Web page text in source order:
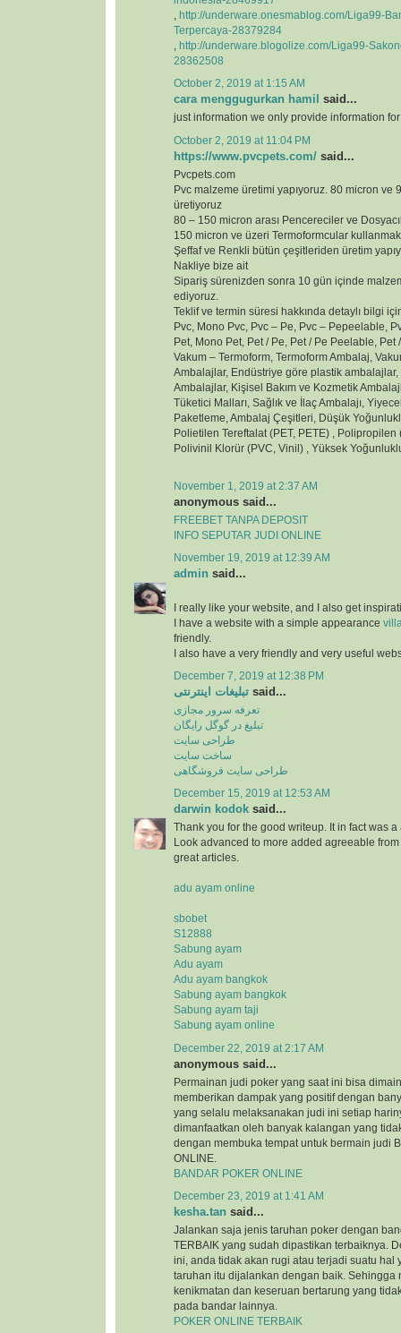
http://underware.onesmablog.com/Liga99-
Terpercaya-28379284
http://underware.blogolize.com/Liga99-
28362508
October 2, 2019 at 1:15 AM
cara menggugurkan hamil said...
just information we only provide information
October 2, 2019 at 11:04 PM
https://www.pvcpets.com/ said...
Pvcpets.com
Pvc malzeme üretimi yapıyoruz. 80 micron ve
üretiyoruz
80 – 150 micron arası Pencereciler ve
150 micron ve üzeri Termoformcular
Şeffaf ve Renkli bütün çeşitleriden üretim
Nakliye bize ait
Sipariş sürenizden sonra 10 gün içinde
ediyoruz.
Teklif ve termin süresi hakkında detaylı bilgi
Pvc, Mono Pvc, Pvc – Pe, Pvc – Pepeelable,
Pet, Mono Pet, Pet / Pe, Pet / Pe Peelable, Pet
Vakum – Termoform, Termoform Ambalaj,
Ambalajlar, Endüstriye göre plastik ambalajlar,
Ambalajlar, Kişisel Bakım ve Kozmetik
Tüketici Malları, Sağlık ve İlaç Ambalajı,
Paketleme, Ambalaj Çeşitleri, Düşük
Polietilen Tereftalat (PET, PETE) , Polipropilen
Polivinil Klorür (PVC, Vinil) , Yüksek
November 1, 2019 at 2:37 AM
anonymous said...
FREEBET TANPA DEPOSIT
INFO SEPUTAR JUDI ONLINE
November 19, 2019 at 12:39 AM
admin said...
I really like your website, and I also get
I have a website with a simple appearance
friendly.
I also have a very friendly and very useful
December 7, 2019 at 12:38 PM
تبلیغات اینترنتی said...
تعرفه سرور مجازی
تبلیغ در گوگل رایگان
طراحی سایت
ساخت سایت
طراحی سایت فروشگاهی
December 15, 2019 at 12:53 AM
darwin kodok said...
Thank you for the good writeup. It in fact was
Look advanced to more added agreeable
great articles.
adu ayam online
sbobet
S12888
Sabung ayam
Adu ayam
Adu ayam bangkok
Sabung ayam bangkok
Sabung ayam taji
Sabung ayam online
December 22, 2019 at 2:17 AM
anonymous said...
Permainan judi poker yang saat ini bisa
memberikan dampak yang positif dengan
yang selalu melaksanakan judi ini setiap
dimanfaatkan oleh banyak kalangan yang
dengan membuka tempat untuk bermain judi
ONLINE.
BANDAR POKER ONLINE
December 23, 2019 at 1:41 AM
kesha.tan said...
Jalankan saja jenis taruhan poker dengan
TERBAIK yang sudah dipastikan terbaiknya.
ini, anda tidak akan rugi atau terjadi suatu hal
taruhan itu dijalankan dengan baik. Sehingga
kenikmatan dan keseruan bertarung yang
pada bandar lainnya.
POKER ONLINE TERBAIK